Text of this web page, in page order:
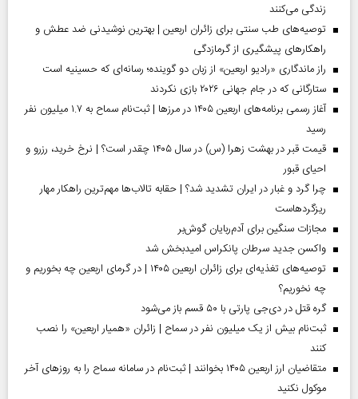
زندگی می‌کنند
توصیه‌های طب سنتی برای زائران اربعین | بهترین نوشیدنی ضد عطش و
راهکارهای پیشگیری از گرمازدگی
راز ماندگاری «رادیو اربعین» از زبان دو گوینده؛ رسانه‌ای که حسینیه است
ستارگانی که در جام جهانی ۲۰۲۶ بازی نکردند
آغاز رسمی برنامه‌های اربعین ۱۴۰۵ در مرز‌ها | ثبت‌نام سماح به ۱.۷ میلیون نفر
رسید
قیمت قبر در بهشت زهرا (س) در سال ۱۴۰۵ چقدر است؟ | نرخ خرید، رزرو و
احیای قبور
چرا گرد و غبار در ایران تشدید شد؟ | حقابه تالاب‌ها مهم‌ترین راهکار مهار
ریزگردهاست
مجازات سنگین برای آدم‌ربایان گوش‌بر
واکسن جدید سرطان پانکراس امیدبخش شد
توصیه‌های تغذیه‌ای برای زائران اربعین ۱۴۰۵ | در گرمای اربعین چه بخوریم و
چه نخوریم؟
گره قتل در دی‌جی پارتی با ۵۰ قسم باز می‌شود
ثبت‌نام بیش از یک میلیون نفر در سماح | زائران «همیار اربعین» را نصب
کنند
متقاضیان ارز اربعین ۱۴۰۵ بخوانند | ثبت‌نام در سامانه سماح را به روز‌های آخر
موکول نکنید